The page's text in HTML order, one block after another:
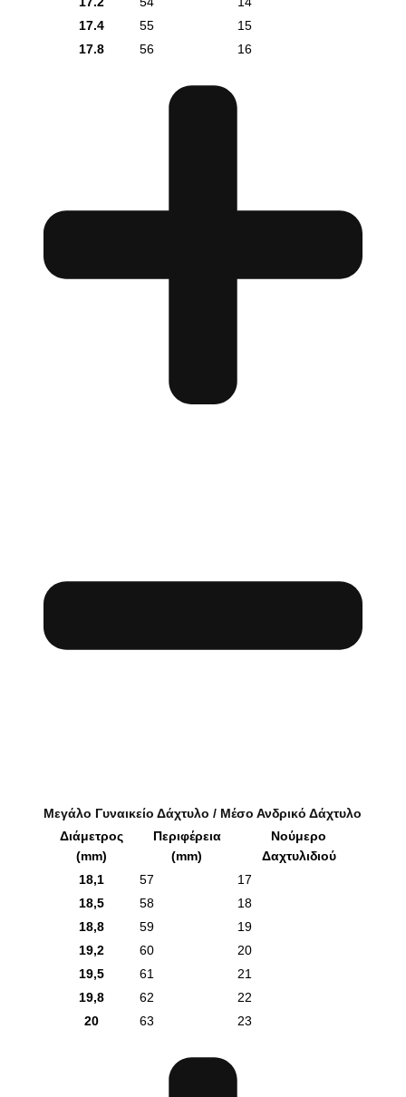
17.4
55
15
17.8
56 16
Μεγάλο Γυναικείο Δάχτυλο / Μέσο Ανδρικό Δάχτυλο
Διάμετρος
(mm)
Περιφέρεια
(mm)
Νούμερο
Δαχτυλιδιού
18,1
57
17
18,5
58
18
18,8
59
19
19,2
60
20
19,5
61
21
19,8
62
22
20
63 23